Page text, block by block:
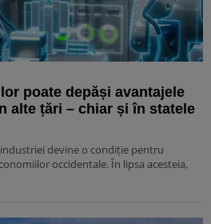
poate depăși avantajele
alte țări – chiar și în statele
devine o condiție pentru
occidentale. În lipsa acesteia,